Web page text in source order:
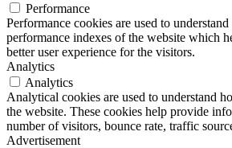
Performance
Performance cookies are used to
performance indexes of the website which
better user experience for the visitors.
Analytics
Analytics
Analytical cookies are used to understand
the website. These cookies help provide
number of visitors, bounce rate, traffic
Advertisement